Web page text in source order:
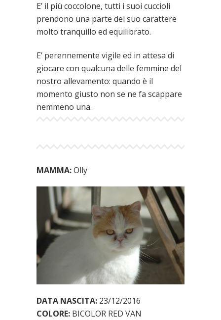
E’ il più coccolone, tutti i suoi cuccioli
prendono una parte del suo carattere
molto tranquillo ed equilibrato.
E’ perennemente vigile ed in attesa di
giocare con qualcuna delle femmine del
nostro allevamento: quando è il
momento giusto non se ne fa scappare
nemmeno una.
MAMMA:Olly
DATA NASCITA: 23/12/2016
COLORE: BICOLOR RED VAN